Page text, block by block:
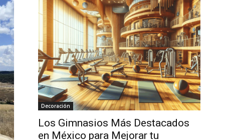
Decoración
Los Gimnasios Más Destacados
en México para Mejorar tu